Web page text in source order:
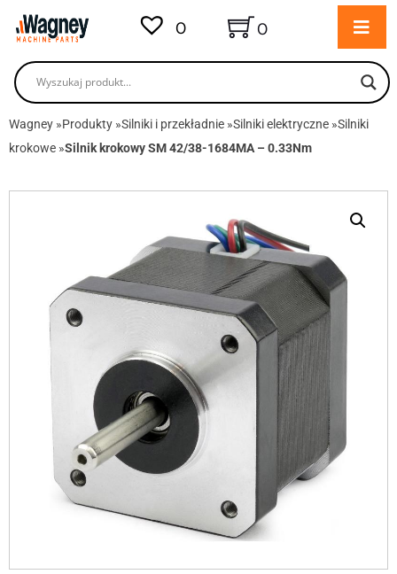
0 0
Wagney »Produkty »Silniki i przekładnie »Silniki elektryczne »Silniki
krokowe »Silnik krokowy SM 42/38-1684MA – 0.33Nm